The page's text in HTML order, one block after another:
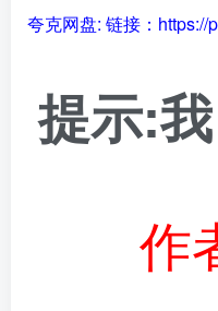
夸克网盘: 链接：https://
提示:我
作